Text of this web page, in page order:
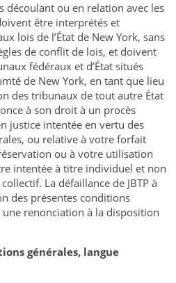
découlant ou en relation avec les
être interprétés et
lois de l’État de New York, sans
de conflit de lois, et doivent
fédéraux et d’État situés
de New York, en tant que lieu
des tribunaux de tout autre État
à son droit à un procès
justice intentée en vertu des
ou relative à votre forfait
ou à votre utilisation
intentée à titre individuel et non
La défaillance de JBTP à
des présentes conditions
renonciation à la disposition
générales, langue